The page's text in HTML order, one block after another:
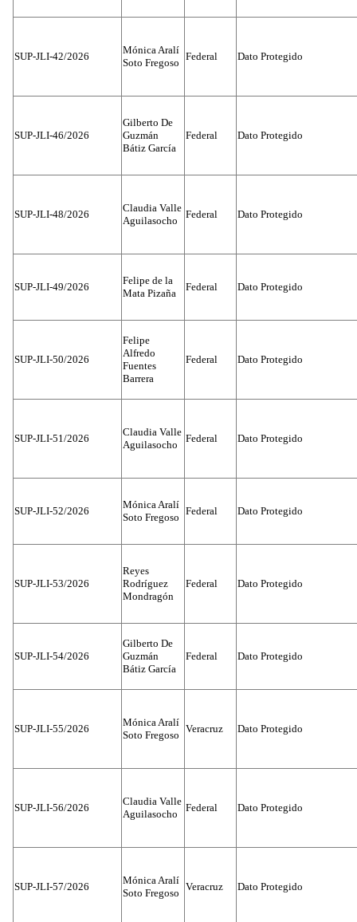
SUP-JLI-42/2026
Mónica Aralí
Soto Fregoso
Federal Dato Protegido
SUP-JLI-46/2026
Gilberto De
Guzmán
Bátiz García
Federal Dato Protegido
SUP-JLI-48/2026
Claudia Valle
Aguilasocho
Federal Dato Protegido
SUP-JLI-49/2026
Felipe de la
Mata Pizaña
Federal Dato Protegido
SUP-JLI-50/2026
Felipe
Alfredo
Fuentes
Barrera
Federal Dato Protegido
SUP-JLI-51/2026
Claudia Valle
Aguilasocho
Federal Dato Protegido
SUP-JLI-52/2026
Mónica Aralí
Soto Fregoso
Federal Dato Protegido
SUP-JLI-53/2026
Reyes
Rodríguez
Mondragón
Federal Dato Protegido
SUP-JLI-54/2026
Gilberto De
Guzmán
Bátiz García
Federal Dato Protegido
SUP-JLI-55/2026
Mónica Aralí
Soto Fregoso
Veracruz Dato Protegido
SUP-JLI-56/2026
Claudia Valle
Aguilasocho
Federal Dato Protegido
SUP-JLI-57/2026
Mónica Aralí
Soto Fregoso
Veracruz Dato Protegido